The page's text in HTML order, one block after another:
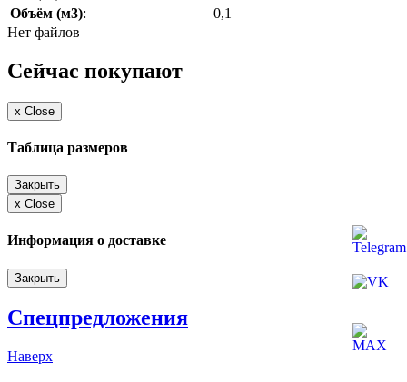
Объём (м3):
0,1
Нет файлов
Сейчас покупают
x Close
Таблица размеров
Закрыть
x Close
Информация о доставке
Закрыть
Спецпредложения
Наверх